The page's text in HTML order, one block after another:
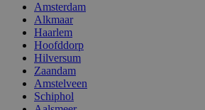
Amsterdam
Alkmaar
Haarlem
Hoofddorp
Hilversum
Zaandam
Amstelveen
Schiphol